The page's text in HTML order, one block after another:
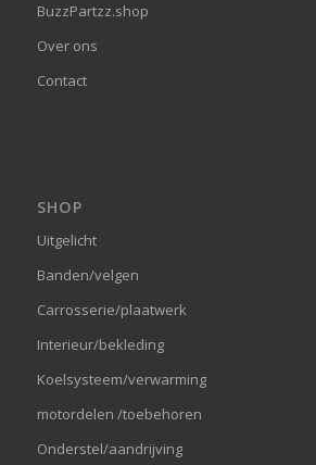
BuzzPartzz.shop
Over ons
Contact
SHOP
Uitgelicht
Banden/velgen
Carrosserie/plaatwerk
Interieur/bekleding
Koelsysteem/verwarming
motordelen /toebehoren
Onderstel/aandrijving